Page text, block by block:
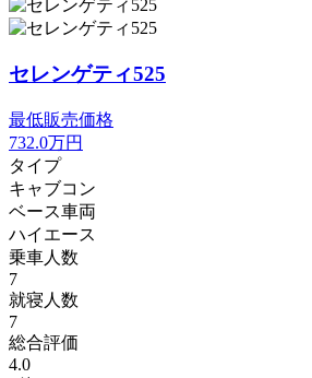
セレンゲティ525
最低販売価格
732.0万円
タイプ
キャブコン
ベース車両
ハイエース
乗車人数
7
就寝人数
7
総合評価
4.0